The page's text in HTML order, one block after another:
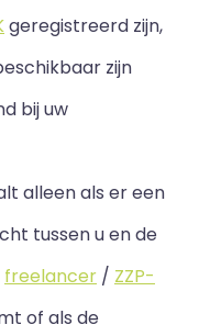
geregistreerd zijn,
zijn
bij uw
alleen als er een
tussen u en de
freelancer / ZZP-
of als de